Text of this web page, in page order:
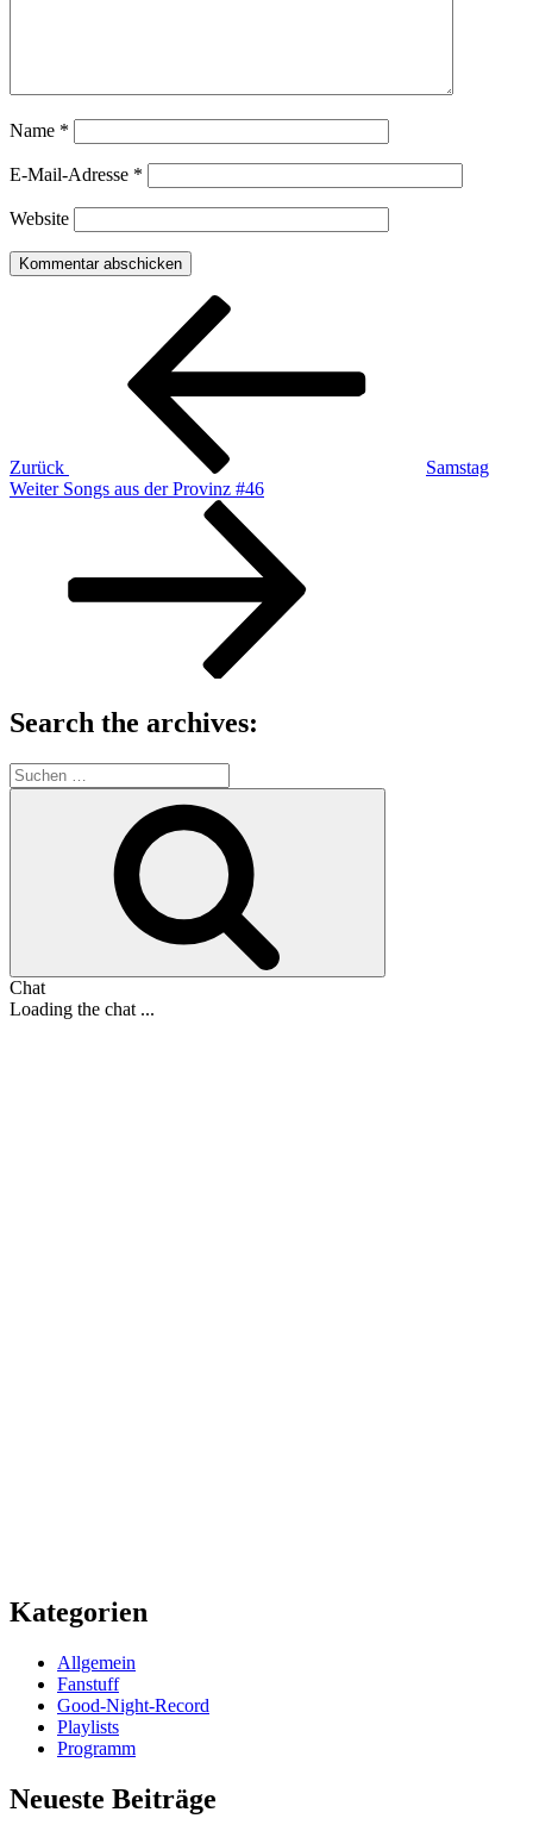
Name *
E-Mail-Adresse *
Website
Beitragsnavigation
Zurück
Samstag
Nächster
Weiter Songs aus der Provinz #46
Search the archives:
Suche
nach:
Chat
Loading the chat ...
Kategorien
Allgemein
Fanstuff
Good-Night-Record
Playlists
Programm
Neueste Beiträge